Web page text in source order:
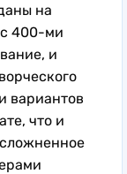
на
с 400-ми
и
вариантов
что и